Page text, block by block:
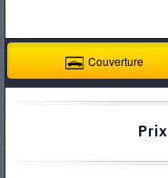
Couverture
Prix